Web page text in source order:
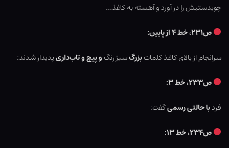
چوبدستیش را در آورد و آهسته به کاغذ…
ص۲۳۱، خط ۴ از پایین:
سرانجام از بالای کاغذ کلماتبزرگسبز رنگو پیچ و تاب‌داریپدیدار شدند:
ص۲۳۳، خط ۳:
فردبا حالتی رسمیگفت:
ص۲۳۴، خط ۱۳: